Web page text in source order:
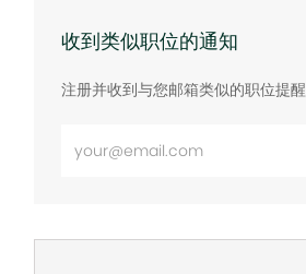
收到类似职位的通知
注册并收到与您邮箱类似的职位提醒
入